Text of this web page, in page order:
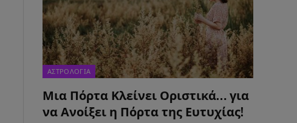
ΑΣΤΡΟΛΟΓΙΑ
Μια Πόρτα Κλείνει Οριστικά… για
να Ανοίξει η Πόρτα της Ευτυχίας!